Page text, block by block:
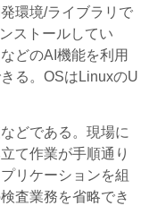
環境/ライブラリで
ストールしてい
どのAI機能を利用
る。OSはLinuxのU
どである。現場に
て作業が手順通り
リケーションを組
査業務を省略でき